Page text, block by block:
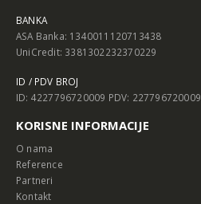
BANKA
ASA Banka: 1340011120713438
UniCredit: 3381302232370229
ID / PDV BROJ
ID: 4227796720009 PDV: 227796720009
KORISNE INFORMACIJE
O nama
Reference
Partneri
Kontakt